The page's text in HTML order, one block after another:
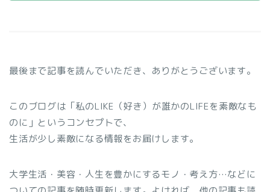
最後まで記事を読んでいただき、ありがとうございます。
このブログは「私のLIKE（好き）が誰かのLIFEを素敵なも
のに」というコンセプトで、
生活が少し素敵になる情報をお届けします。
大学生活・美容・人生を豊かにするモノ・考え方…などに